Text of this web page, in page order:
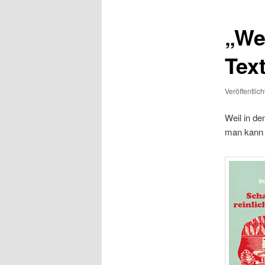
Weil in
man